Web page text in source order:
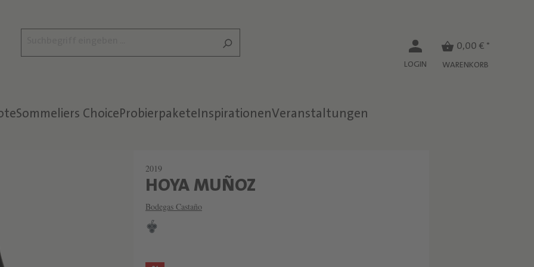
LOGIN
0,00 € *
WARENKORB
Sommeliers ChoiceProbierpaketeInspirationenVeranstaltungen
2019
HOYA MUÑOZ
Bodegas Castaño